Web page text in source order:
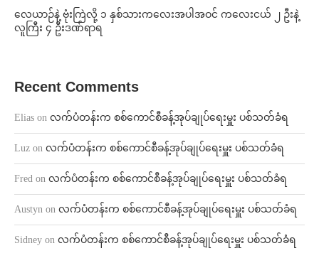
⁨လေယာဉ်နဲ့ ဗုံးကြဲလို့ ၁ နှစ်သားကလေးအပါအဝင် ကလေးငယ် ၂ ဦးနဲ့
လူကြီး ၄ ဦးဒဏ်ရာရ
Recent Comments
Elias on လက်ပံတန်းက စစ်ကောင်စီခန့်အုပ်ချုပ်ရေးမှူး ပစ်သတ်ခံရ
Luz on လက်ပံတန်းက စစ်ကောင်စီခန့်အုပ်ချုပ်ရေးမှူး ပစ်သတ်ခံရ
Fred on လက်ပံတန်းက စစ်ကောင်စီခန့်အုပ်ချုပ်ရေးမှူး ပစ်သတ်ခံရ
Austyn on လက်ပံတန်းက စစ်ကောင်စီခန့်အုပ်ချုပ်ရေးမှူး ပစ်သတ်ခံရ
Sidney on လက်ပံတန်းက စစ်ကောင်စီခန့်အုပ်ချုပ်ရေးမှူး ပစ်သတ်ခံရ